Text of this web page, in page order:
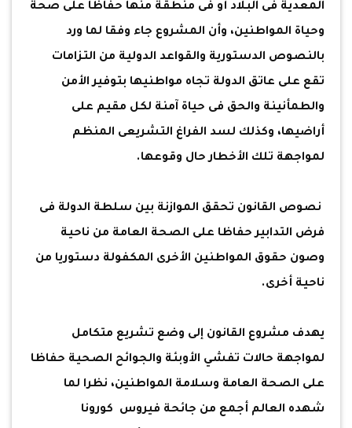
المعدية فى البلاد أو فى منطقة منها حفاظا على صحة
وحياة المواطنين، وأن المشروع جاء وفقا لما ورد
بالنصوص الدستورية والقواعد الدولية من التزامات
تقع على عاتق الدولة تجاه مواطنيها بتوفير الأمن
والطمأنينة والحق فى حياة آمنة لكل مقيم على
أراضيها، وكذلك لسد الفراغ التشريعى المنظم
لمواجهة تلك الأخطار حال وقوعها.
نصوص القانون تحقق الموازنة بين سلطة الدولة فى
فرض التدابير حفاظا على الصحة العامة من ناحية
وصون حقوق المواطنين الأخرى المكفولة دستوريا من
ناحية أخرى.
يهدف مشروع القانون إلى وضع تشريع متكامل
لمواجهة حالات تفشي الأوبئة والجوائح الصحية حفاظا
على الصحة العامة وسلامة المواطنين، نظرا لما
شهده العالم أجمع من جائحة فيروس كورونا